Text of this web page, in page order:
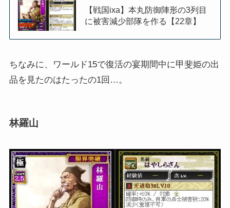
【戦国ixa】本丸防御陣形の3列目
に被害減少部隊を作る【22章】
ちなみに、ワールド15で復活の宴期間中に甲斐姫の出
品を見たのはたったの1回…。
林羅山